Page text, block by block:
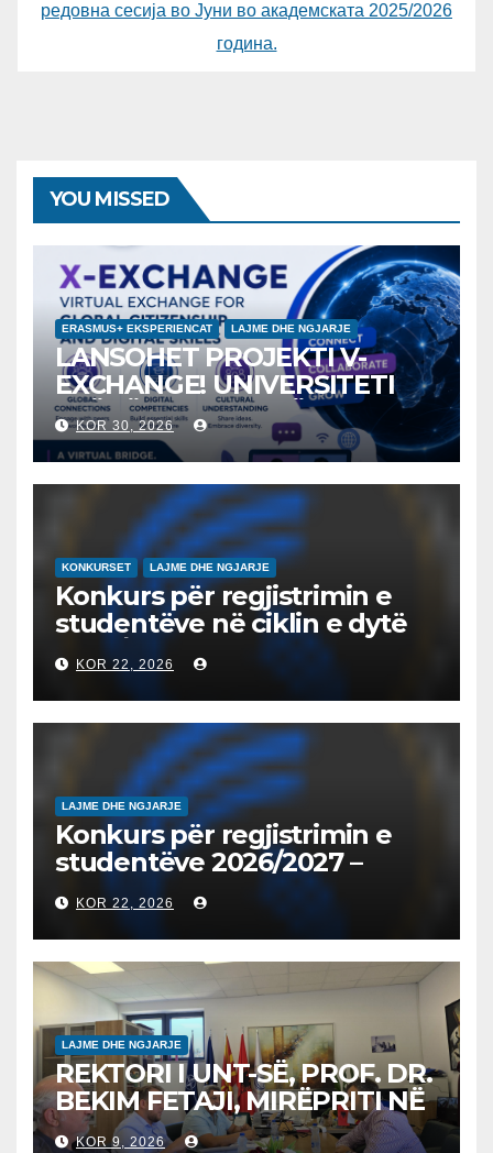
редовна сесија во Јуни во академската 2025/2026
година.
YOU MISSED
ERASMUS+ EKSPERIENCAT LAJME DHE NGJARJE
LANSOHET PROJEKTI V-
EXCHANGE! UNIVERSITETI
“NËNË TEREZA” NË SHKUP
UDHËHEQ NISMËN
NDËRKOMBËTARE PËR
EDUKIMIN DIGJITAL DHE
QYTETARINË GLOBALE
KOR 30, 2026
KONKURSET LAJME DHE NGJARJE
Konkurs për regjistrimin e
studentëve në ciklin e dytë
2026/2027 – Конкурс за
запишување на студенти
на втор циклус студии за
2026/2027
KOR 22, 2026
LAJME DHE NGJARJE
Konkurs për regjistrimin e
studentëve 2026/2027 –
Конкурс за запишување на
студенти за 2026/2027
KOR 22, 2026
LAJME DHE NGJARJE
REKTORI I UNT-SË, PROF. DR.
BEKIM FETAJI, MIRËPRITI NË
TAKIM ZYRTAR DREJTORIN E
KOR 9, 2026